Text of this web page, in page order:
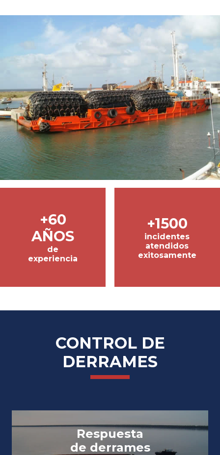
+60
AÑOS
de
experiencia
+1500
incidentes
atendidos
exitosamente
CONTROL DE
DERRAMES
Respuesta
de derrames